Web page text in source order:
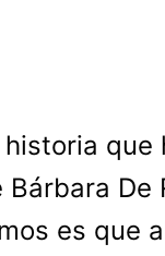
que
De
es que